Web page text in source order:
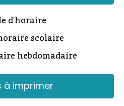
d'horaire
scolaire
hebdomadaire
à imprimer